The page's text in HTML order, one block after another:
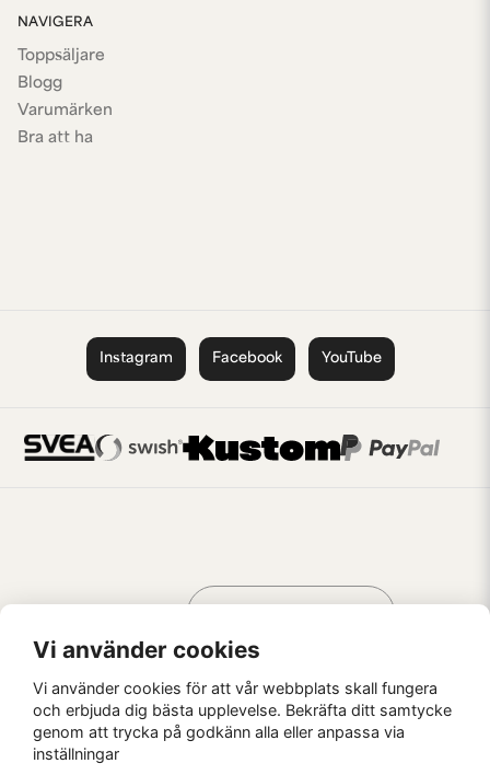
NAVIGERA
Toppsäljare
Blogg
Varumärken
Bra att ha
Instagram Facebook YouTube
Kaffebrus AB, Förskeppsgatan 2, 271 55 Ystad
AV KREATÖRER
Vi använder cookies
Vi använder cookies för att vår webbplats skall fungera
och erbjuda dig bästa upplevelse. Bekräfta ditt samtycke
genom att trycka på godkänn alla eller anpassa via
inställningar